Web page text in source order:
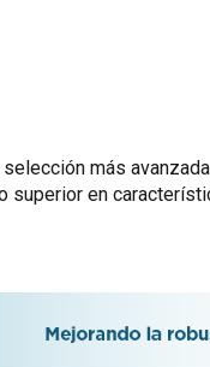
más
superior en